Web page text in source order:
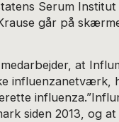
Serum
går på
at
influenzanetværk,
siden 2013, og